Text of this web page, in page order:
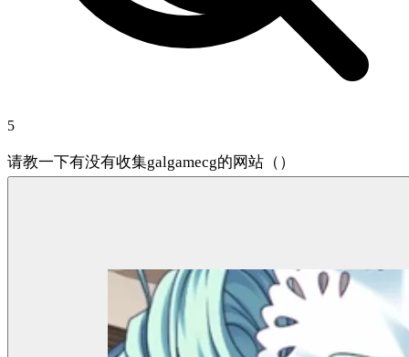
5
请教一下有没有收集galgamecg的网站（）